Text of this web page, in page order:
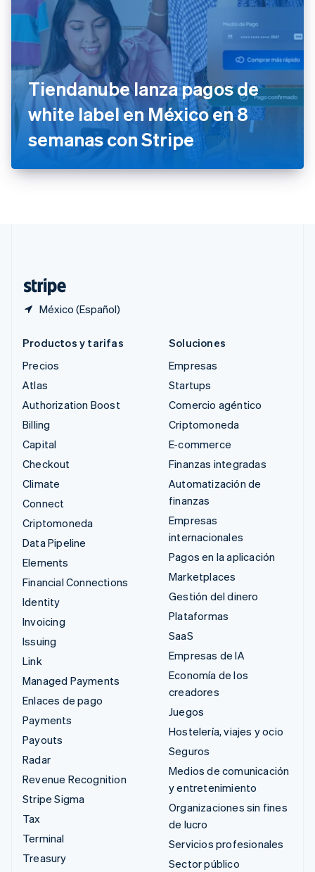
Tiendanube lanza pagos de
white label en México en 8
semanas con Stripe
México (Español)
Polonia
English
Portugal
PortuguêsEnglish
RAE de Hong Kong, China
English 简体中文
Reino Unido
English
República Checa
English
Rumania
Singapur
Productos y tarifas
Precios
Atlas
Authorization Boost
Billing
Capital
Checkout
Climate
Connect
Criptomoneda
Data Pipeline
Elements
Financial Connections
Identity
Invoicing
Issuing
Link
Managed Payments
Enlaces de pago
Payments
Payouts
Radar
Revenue Recognition
Stripe Sigma
Tax
Terminal
Treasury
Soluciones
Empresas
Startups
Comercio agéntico
Criptomoneda
E-commerce
Finanzas integradas
Automatización de
finanzas
Empresas
internacionales
Pagos en la aplicación
Marketplaces
Gestión del dinero
Plataformas
SaaS
Empresas de IA
Economía de los
creadores
Juegos
Hostelería, viajes y ocio
Seguros
Medios de comunicación
y entretenimiento
Organizaciones sin fines
de lucro
Servicios profesionales
Sector público